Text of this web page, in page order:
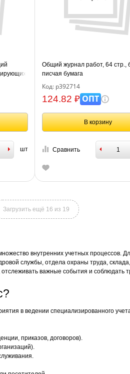
блок
шт
Общий журнал работ, 64 стр.,
писчая бумага
Код: р392714
124.82 ₽ОПТ
В корзину
Сравнить
Загрузить ещё 16 из 19
внутренних учетных процессов.
службы, отдела охраны труда,
важные события и соблюдать
в ведении специализированного
приказов, договоров).